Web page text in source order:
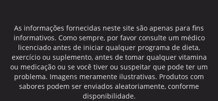
As informações fornecidas neste site são apenas para fins
informativos. Como sempre, por favor consulte um médico
licenciado antes de iniciar qualquer programa de dieta,
exercício ou suplemento, antes de tomar qualquer vitamina
ou medicação ou se você tiver ou suspeitar que pode ter um
problema. Imagens meramente ilustrativas. Produtos com
sabores podem ser enviados aleatoriamente, conforme
disponibilidade.